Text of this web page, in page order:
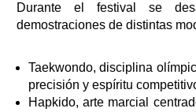
Durante el festival se
demostraciones de distintas
Taekwondo, disciplina
precisión y espíritu
Hapkido, arte marcial